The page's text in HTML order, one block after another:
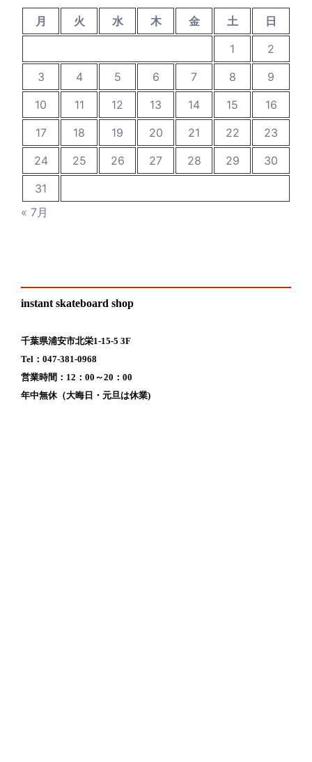
月 火 水 木 金 土
日
1
2
3
4 5 6 7 8
9
10
11 12 13 14 15
16
17
18 19 20 21 22
23
24
25 26 27 28 29
30
31
« 7月
instant skateboard shop
千葉県浦安市北栄1-15-5 3F
Tel：047-381-0968
営業時間：12：00～20：00
年中無休（大晦日・元旦は休業)